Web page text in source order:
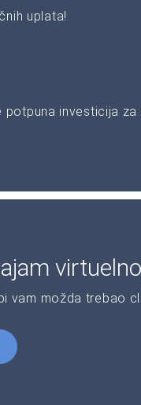
uplata!
investicija za
vam možda trebao